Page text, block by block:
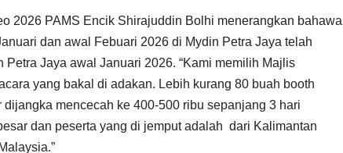
2026 PAMS Encik Shirajuddin Bolhi menerangkan bahawa
dan awal Febuari 2026 di Mydin Petra Jaya telah
Jaya awal Januari 2026. “Kami memilih Majlis
yang bakal di adakan. Lebih kurang 80 buah booth
mencecah ke 400-500 ribu sepanjang 3 hari
dan peserta yang di jemput adalah dari Kalimantan